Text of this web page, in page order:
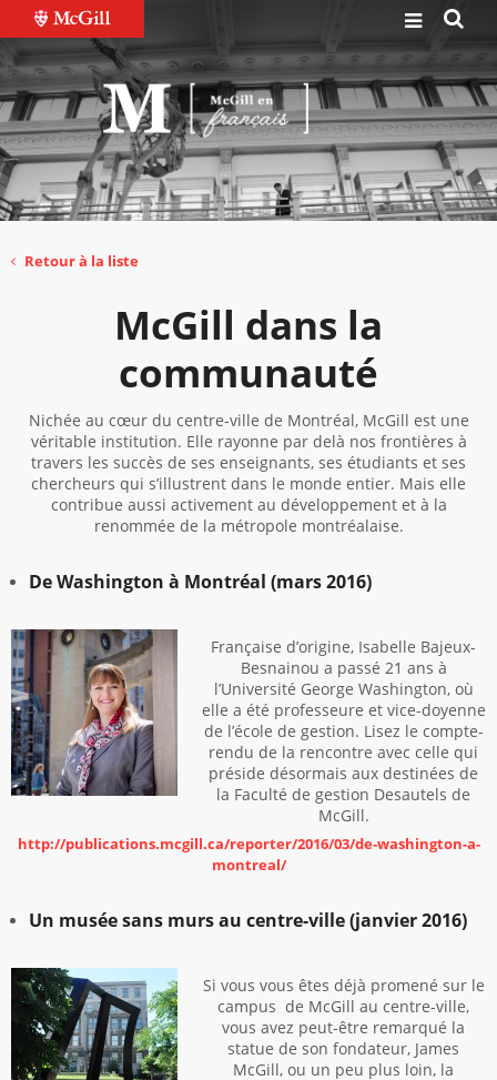
Retour à la liste
McGill dans la
communauté
Nichée au cœur du centre-ville de Montréal, McGill est une
véritable institution. Elle rayonne par delà nos frontières à
travers les succès de ses enseignants, ses étudiants et ses
chercheurs qui s’illustrent dans le monde entier. Mais elle
contribue aussi activement au développement et à la
renommée de la métropole montréalaise.
De Washington à Montréal (mars 2016)
Française d’origine, Isabelle Bajeux-
Besnainou a passé 21 ans à
l’Université George Washington, où
elle a été professeure et vice-doyenne
de l’école de gestion. Lisez le compte-
rendu de la rencontre avec celle qui
préside désormais aux destinées de
la Faculté de gestion Desautels de
McGill.
http://publications.mcgill.ca/reporter/2016/03/de-washington-a-
montreal/
Un musée sans murs au centre-ville (janvier 2016)
Si vous vous êtes déjà promené sur le
campus de McGill au centre-ville,
vous avez peut-être remarqué la
statue de son fondateur, James
McGill, ou un peu plus loin, la